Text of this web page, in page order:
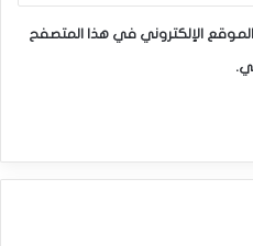
الإلكتروني في هذا المتصفح